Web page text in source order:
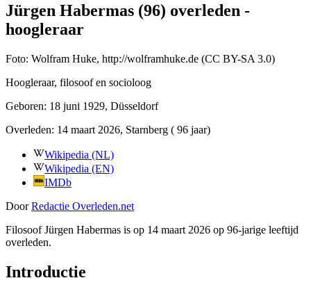
Jürgen Habermas (96) overleden -
hoogleraar
Foto: Wolfram Huke, http://wolframhuke.de (CC BY-SA 3.0)
Hoogleraar, filosoof en socioloog
Geboren: 18 juni 1929, Düsseldorf
Overleden: 14 maart 2026, Starnberg ( 96 jaar)
Wikipedia (NL)
Wikipedia (EN)
IMDb
Door Redactie Overleden.net
Filosoof Jürgen Habermas is op 14 maart 2026 op 96-jarige leeftijd
overleden.
Introductie